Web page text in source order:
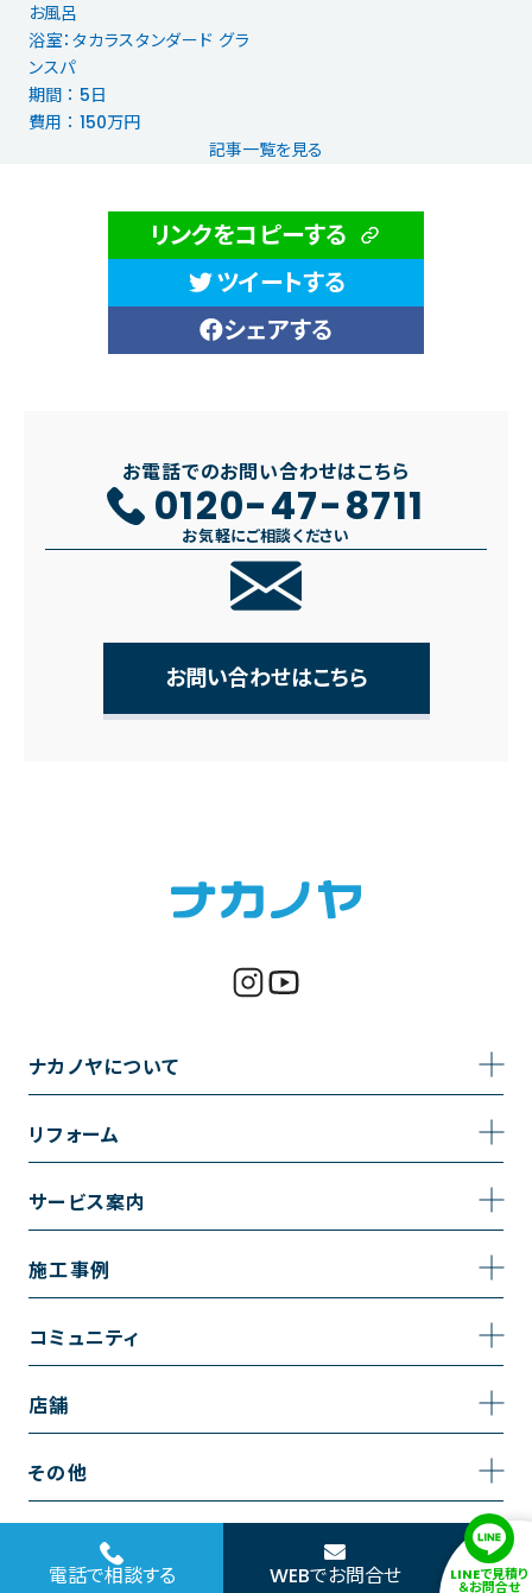
お風呂
浴室：タカラスタンダード グラ
ンスパ
期間 ： 5日
費用 ： 150万円
記事一覧を見る
リンクをコピーする
ツイートする
シェアする
お電話でのお問い合わせはこちら
0120-47-8711
お気軽にご相談ください
お問い合わせはこちら
ナカノヤについて
事業内容
採用情報
リフォーム
トイレのリフォーム
キッチンのリフォーム
リノベーション
内装のリフォーム
水回りのリフォーム
外壁のリフォーム
サービス案内
サービスの流れ
施工事例
施工事例一覧
お風呂の施工事例
洗面の施工事例
コミュニティ
コミュニティ
お知らせ
店舗
越谷店
浦和店
その他
お問い合わせ
サイトポリシー
電話で相談する WEBでお問合せ LINEで見積り
＆お問合せ